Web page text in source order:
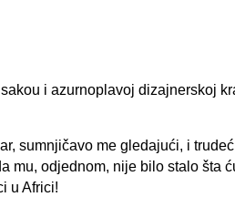
i azurnoplavoj dizajnerskoj
sumnjičavo me gledajući, i
mu, odjednom, nije bilo stalo šta
u Africi!